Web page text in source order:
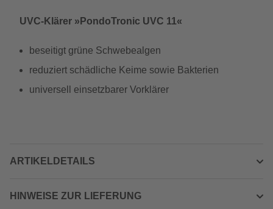
UVC-Klärer »PondoTronic UVC 11«
beseitigt grüne Schwebealgen
reduziert schädliche Keime sowie Bakterien
universell einsetzbarer Vorklärer
ARTIKELDETAILS
HINWEISE ZUR LIEFERUNG